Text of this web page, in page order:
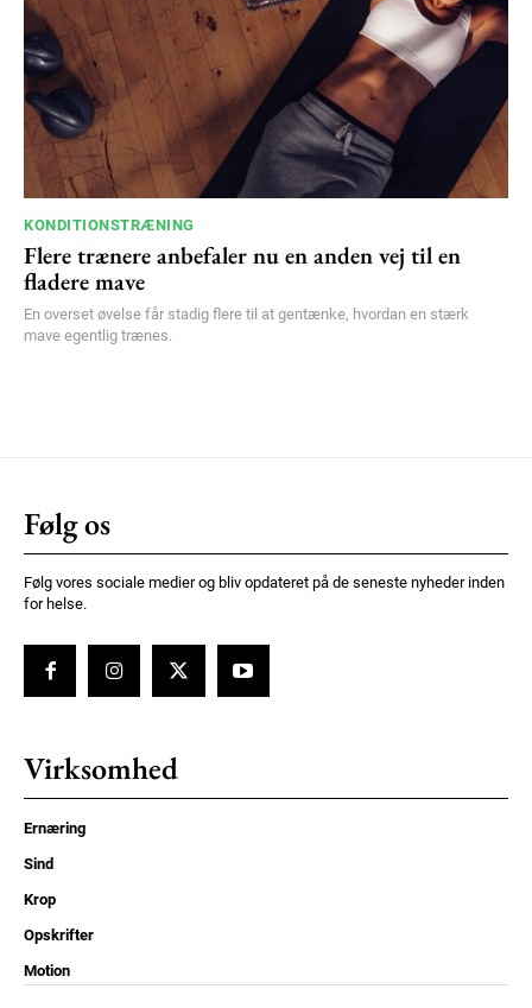
KONDITIONSTRÆNING
Flere trænere anbefaler nu en anden vej til en
fladere mave
En overset øvelse får stadig flere til at gentænke, hvordan en stærk
mave egentlig trænes.
Følg os
Følg vores sociale medier og bliv opdateret på de seneste nyheder inden
for helse.
Virksomhed
Ernæring
Sind
Krop
Opskrifter
Motion